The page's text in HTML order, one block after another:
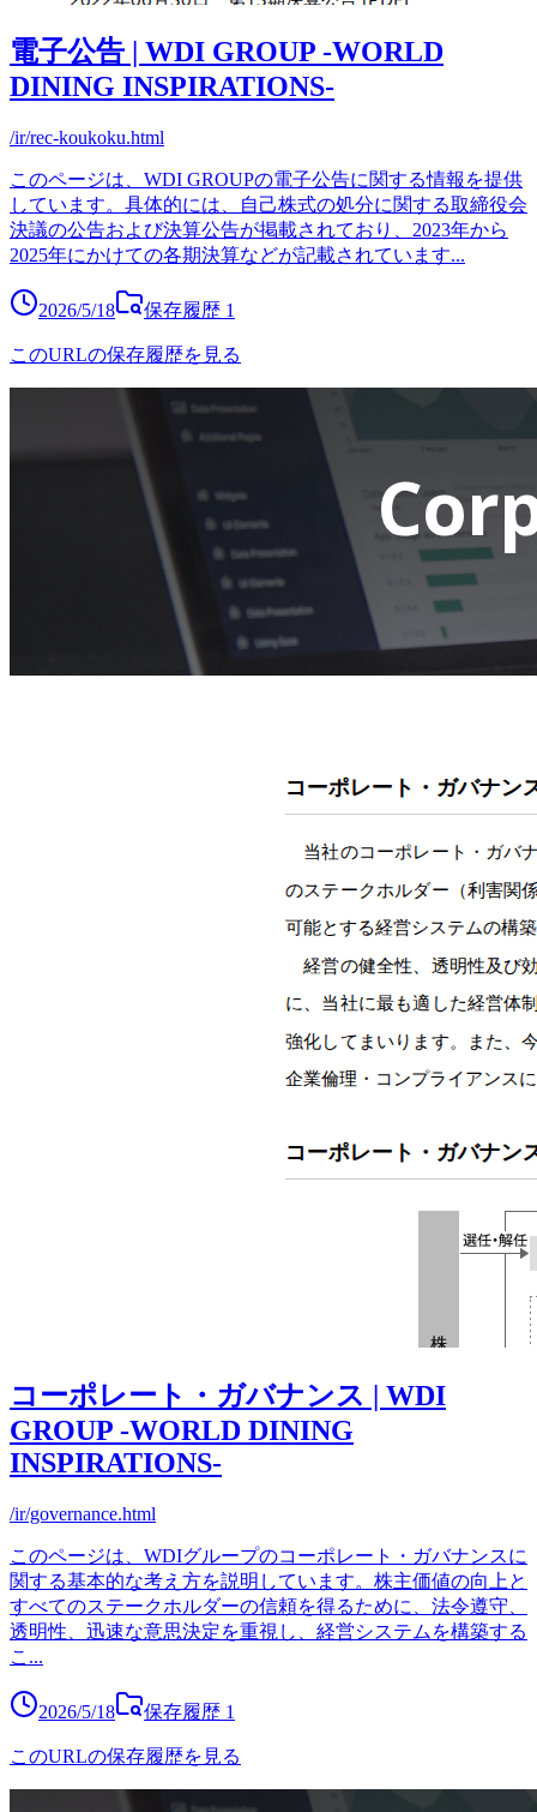
電子公告 | WDI GROUP -WORLD
DINING INSPIRATIONS-
/ir/rec-koukoku.html
このページは、WDI GROUPの電子公告に関する情報を提供
しています。具体的には、自己株式の処分に関する取締役会
決議の公告および決算公告が掲載されており、2023年から
2025年にかけての各期決算などが記載されています...
2026/5/18 保存履歴 1
このURLの保存履歴を見る
コーポレート・ガバナンス | WDI
GROUP -WORLD DINING
INSPIRATIONS-
/ir/governance.html
このページは、WDIグループのコーポレート・ガバナンスに
関する基本的な考え方を説明しています。株主価値の向上と
すべてのステークホルダーの信頼を得るために、法令遵守、
透明性、迅速な意思決定を重視し、経営システムを構築する
こ ...
2026/5/18 保存履歴 1
このURLの保存履歴を見る